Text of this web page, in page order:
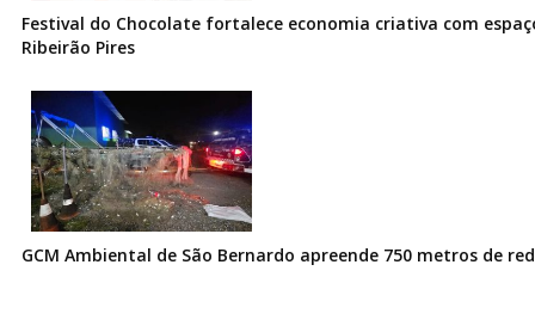
Festival do Chocolate fortalece economia criativa com
Ribeirão Pires
GCM Ambiental de São Bernardo apreende 750 metros de